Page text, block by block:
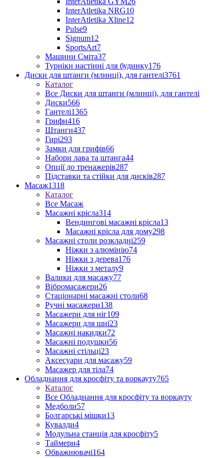
InterAtletika NRG10
InterAtletika Xline12
Pulse9
Signum12
SportsArt7
Машини Сміта37
Турніки настінні для будинку176
Диски для штанги (млинці), для гантелі3761
Каталог
Все Диски для штанги (млинці), для гантелі
Диски566
Гантелі1365
Грифи416
Штанги437
Гирі293
Замки для грифів66
Набори лава та штанга44
Опції до тренажерів287
Підставки та стійки для дисків287
Масаж1318
Каталог
Все Масаж
Масажні крісла314
Вендингові масажні крісла13
Масажні крісла для дому298
Масажні столи розкладні259
Ніжки з алюмінію74
Ніжки з дерева176
Ніжки з металу9
Валики для масажу77
Вібромасажери26
Стаціонарні масажні столи68
Ручні масажери138
Масажери для ніг109
Масажери для шиї23
Масажні накидки72
Масажні подушки56
Масажні стільці23
Аксесуари для масажу59
Масажер для тіла74
Обладнання для кросфіту та воркауту765
Каталог
Все Обладнання для кросфіту та воркауту
Медболи57
Болгарські мішки13
Кувалди4
Модульна станція для кросфіту5
Таймери4
Обважнювачі164